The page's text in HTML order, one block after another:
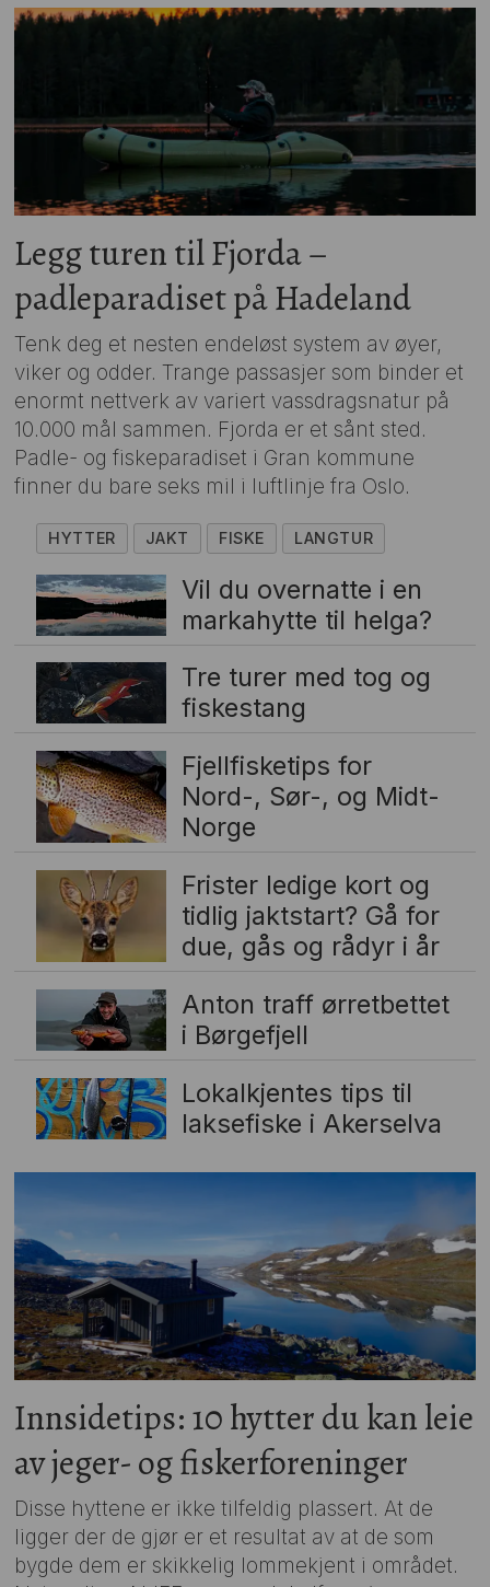
Legg turen til Fjorda –
padleparadiset på Hadeland
Tenk deg et nesten endeløst system av øyer,
viker og odder. Trange passasjer som binder et
enormt nettverk av variert vassdragsnatur på
10.000 mål sammen. Fjorda er et sånt sted.
Padle- og fiskeparadiset i Gran kommune
finner du bare seks mil i luftlinje fra Oslo.
HYTTER JAKT FISKE LANGTUR
Vil du overnatte i en
markahytte til helga?
Tre turer med tog og
fiskestang
Fjellfisketips for
Nord-, Sør-, og Midt-
Norge
Frister ledige kort og
tidlig jaktstart? Gå for
due, gås og rådyr i år
Anton traff ørretbettet
i Børgefjell
Lokalkjentes tips til
laksefiske i Akerselva
Innsidetips: 10 hytter du kan leie
av jeger- og fiskerforeninger
Disse hyttene er ikke tilfeldig plassert. At de
ligger der de gjør er et resultat av at de som
bygde dem er skikkelig lommekjent i området.